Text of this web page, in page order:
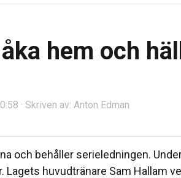
hem och
· Skriven av: Anton Edman
och behåller serieledningen.
Lagets huvudtränare Sam Hallam